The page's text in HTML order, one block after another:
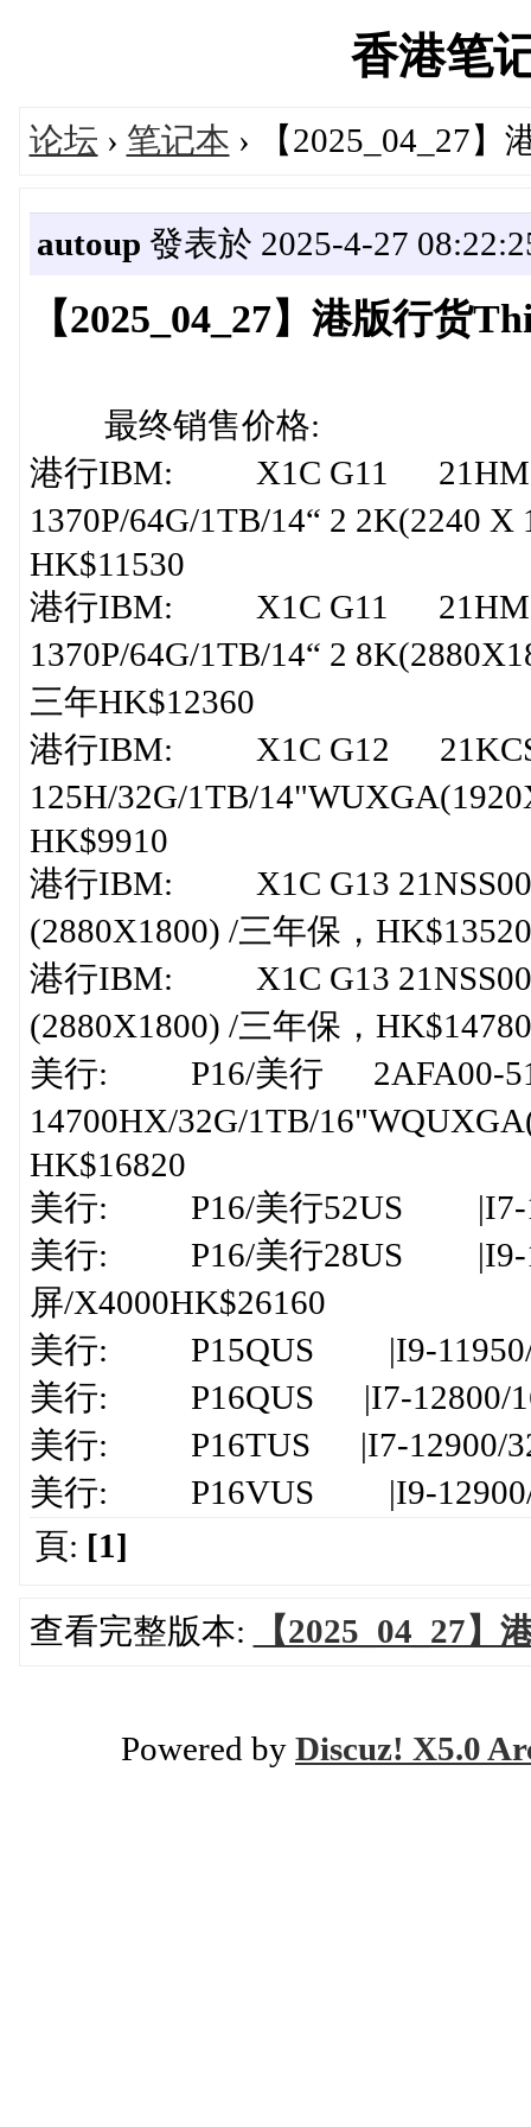
香港笔
论坛 › 笔记本 › 【2025_04_27
autoup 發表於 2025-4-27
【2025_04_27】港版行货
最终销售价格:
港行IBM: X1C G11
1370P/64G/1TB/14“ 2 2K(2240
HK$11530
港行IBM: X1C G11
1370P/64G/1TB/14“ 2
三年HK$12360
港行IBM: X1C G12
125H/32G/1TB/
HK$9910
港行IBM: X1C G13
(2880X1800) /三年保，HK$13520
港行IBM: X1C G13
(2880X1800) /三年保，HK$14780
美行: P16/美行 2AFA00-
14700HX/32G/1TB/
HK$16820
美行: P16/美行52US |I7-
美行: P16/美行28US |I9-
屏/X4000HK$26160
美行: P15QUS |I9-11950/
美行: P16QUS |I7-12800/
美行: P16TUS |I7-12900/
美行: P16VUS |I9-12900/
頁: [1]
查看完整版本: 【2025_04_27
Powered by Discuz! X5.0